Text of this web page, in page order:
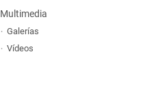
Multimedia
Galerías
Vídeos